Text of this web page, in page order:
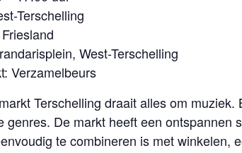
Terschelling
West-Terschelling
Verzamelbeurs
Terschelling draait alles om
genres. De markt heeft een ontspannen
te combineren is met winkelen,